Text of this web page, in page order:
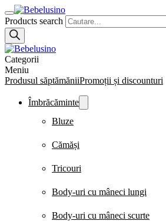
Products search
Categorii
Meniu
Produsul săptămăniiPromoții și discounturi
Îmbrăcăminte
Bluze
Cămăși
Tricouri
Body-uri cu mâneci lungi
Body-uri cu mâneci scurte